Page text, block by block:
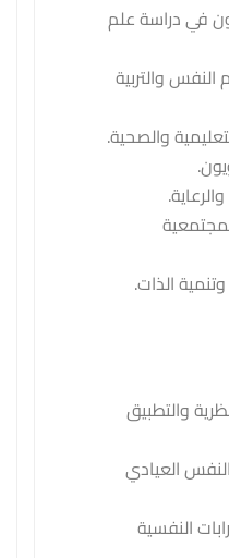
في دراسة علم
والتربية
والصحية.
الذات.
والتطبيق
العيادي
النفسية